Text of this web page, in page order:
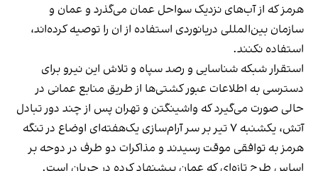
هرمز که از آب‌های نزدیک سواحل عمان می‌گذرد و عمان و
سازمان بین‌المللی دریانوردی استفاده از ان را توصیه کرده‌اند،
استفاده نکنند.
استقرار شبکه شناسایی و رصد سپاه و تلاش این نیرو برای
دسترسی به اطلاعات عبور کشتی‌ها از طریق منابع عمانی در
حالی صورت می‌گیرد که واشینگتن و تهران پس از چند دور تبادل
آتش، یکشنبه ۷ تیر بر سر آرام‌سازی یک‌هفته‌ای اوضاع در تنگه
هرمز به توافقی موقت رسیدند و مذاکرات دو طرف در دوحه بر